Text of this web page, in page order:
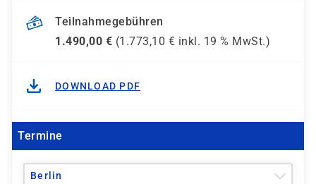
Teilnahmegebühren
1.490,00 € (1.773,10 € inkl. 19 % MwSt.)
DOWNLOAD PDF
Termine
Berlin